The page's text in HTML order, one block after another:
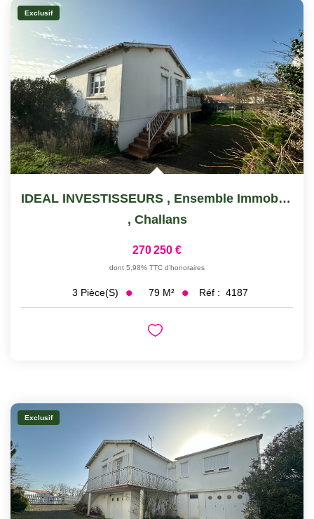
Exclusif
IDEAL INVESTISSEURS , Ensemble Immobilier
, Challans
270 250 €
dont 5,98% TTC d'honoraires
3 Pièce(s) 79 M² Réf : 4187
Exclusif